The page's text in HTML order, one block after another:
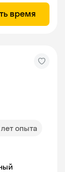
время
лет опыта